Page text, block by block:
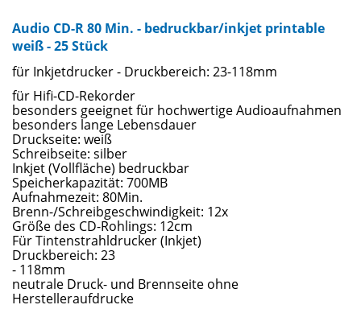
Audio CD-R 80 Min. - bedruckbar/inkjet printable
weiß - 25 Stück
für Inkjetdrucker - Druckbereich: 23-118mm
für Hifi-CD-Rekorder
besonders geeignet für hochwertige Audioaufnahmen
besonders lange Lebensdauer
Druckseite: weiß
Schreibseite: silber
Inkjet (Vollfläche) bedruckbar
Speicherkapazität: 700MB
Aufnahmezeit: 80Min.
Brenn-/Schreibgeschwindigkeit: 12x
Größe des CD-Rohlings: 12cm
Für Tintenstrahldrucker (Inkjet)
Druckbereich: 23
- 118mm
neutrale Druck- und Brennseite ohne
Herstelleraufdrucke